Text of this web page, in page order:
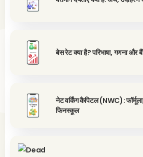
बेस रेट क्या है? परिभाषा, गणना और
नेट वर्किंग कैपिटल (NWC):
फिनस्कूल